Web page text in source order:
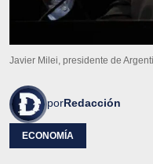
Javier Milei, presidente de
porRedacción
ECONOMÍA